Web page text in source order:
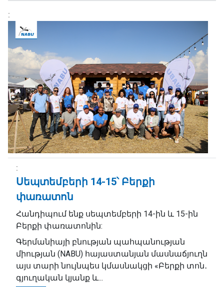
Սեպտեմբերի 14-15՝ Բերքի
փառատոն
Հանդիպում ենք սեպտեմբերի 14-ին և 15-ին
Բերքի փառատոնին:
Գերմանիայի բնության պահպանության
միության (NABU) հայաստանյան մասնաճյուղն
այս տարի նույնպես կմասնակցի «Բերքի տոն․
գյուղական կյանք և...